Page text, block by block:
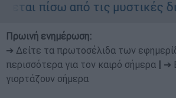
πίσω από τις μυστικές
Πρωινή ενημέρωση:
➔ Δείτε τα πρωτοσέλιδα των
περισσότερα για τον καιρό σήμερα
➔
γιορτάζουν σήμερα